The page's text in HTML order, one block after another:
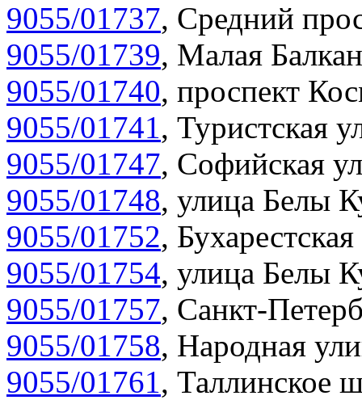
9055/01737, Средний
9055/01739, Малая
9055/01740, проспект
9055/01741, Туристская
9055/01747, Софийская
9055/01748, улица Белы
9055/01752,
9055/01754, улица Белы
9055/01757, Санкт-
9055/01758, Народная
9055/01761, Таллинское